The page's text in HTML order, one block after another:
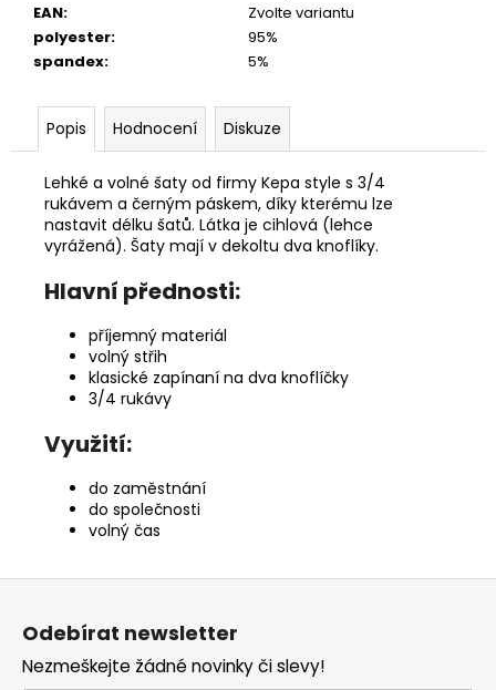
EAN:
Zvolte variantu
polyester:
95%
spandex: 5%
Popis Hodnocení Diskuze
Lehké a volné šaty od firmy Kepa style s 3/4
rukávem a černým páskem, díky kterému lze
nastavit délku šatů. Látka je cihlová (lehce
vyrážená). Šaty mají v dekoltu dva knoflíky.
Hlavní přednosti:
příjemný materiál
volný střih
klasické zapínaní na dva knoflíčky
3/4 rukávy
Využití:
do zaměstnání
do společnosti
volný čas
Z
Odebírat newsletter
Nezmeškejte žádné novinky či slevy!